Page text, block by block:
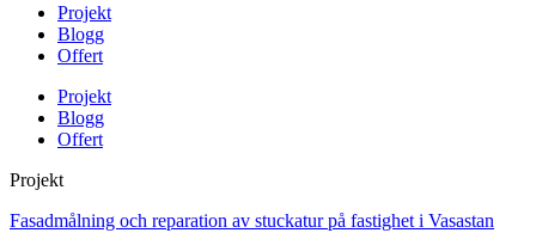
Projekt
Blogg
Offert
Projekt
Blogg
Offert
Projekt
Fasadmålning och reparation av stuckatur på fastighet i Vasastan